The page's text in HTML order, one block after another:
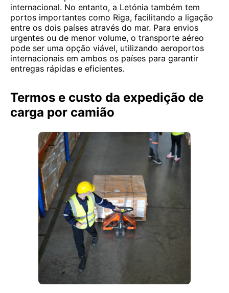
internacional. No entanto, a Letónia também tem
portos importantes como Riga, facilitando a ligação
entre os dois países através do mar. Para envios
urgentes ou de menor volume, o transporte aéreo
pode ser uma opção viável, utilizando aeroportos
internacionais em ambos os países para garantir
entregas rápidas e eficientes.
Termos e custo da expedição de
carga por camião